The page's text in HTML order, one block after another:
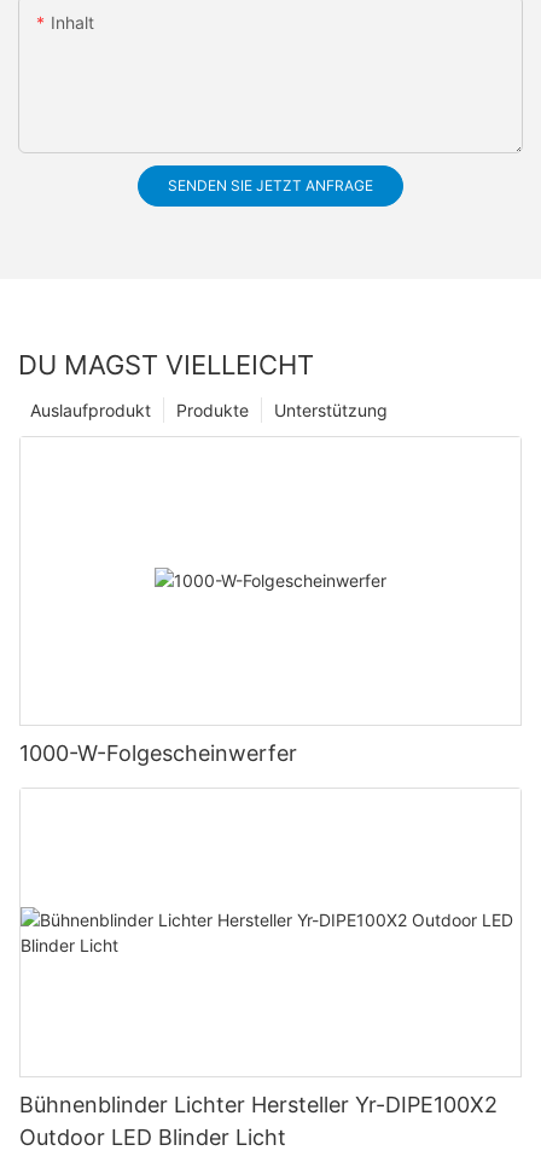
Inhalt
SENDEN SIE JETZT ANFRAGE
DU MAGST VIELLEICHT
Unterstützung
Produkte
Auslaufprodukt
1000-W-Folgescheinwerfer
Bühnenblinder Lichter Hersteller Yr-DIPE100X2
Outdoor LED Blinder Licht